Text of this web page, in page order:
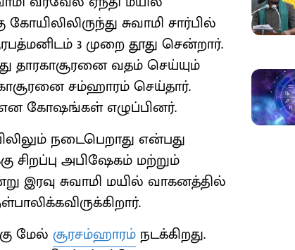
சுவாமி சார்பில்
3 முறை தூது சென்றார்.
தாரகாசூரனை வதம் செய்யும்
சம்ஹாரம் செய்தார்.
கோஷங்கள் எழுப்பினர்.
நடைபெறாது என்பது
சிறப்பு அபிஷேகம் மற்றும்
சுவாமி மயில் வாகனத்தில்
மேல் சூரசம்ஹாரம்நடக்கிறது.